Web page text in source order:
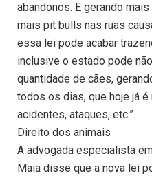
abandonos. E gerando
mais pit bulls nas ruas
essa lei pode acabar
inclusive o estado pode
quantidade de cães,
todos os dias, que hoje já é
acidentes, ataques, etc.”.
Direito dos animais
A advogada especialista
Maia disse que a nova lei